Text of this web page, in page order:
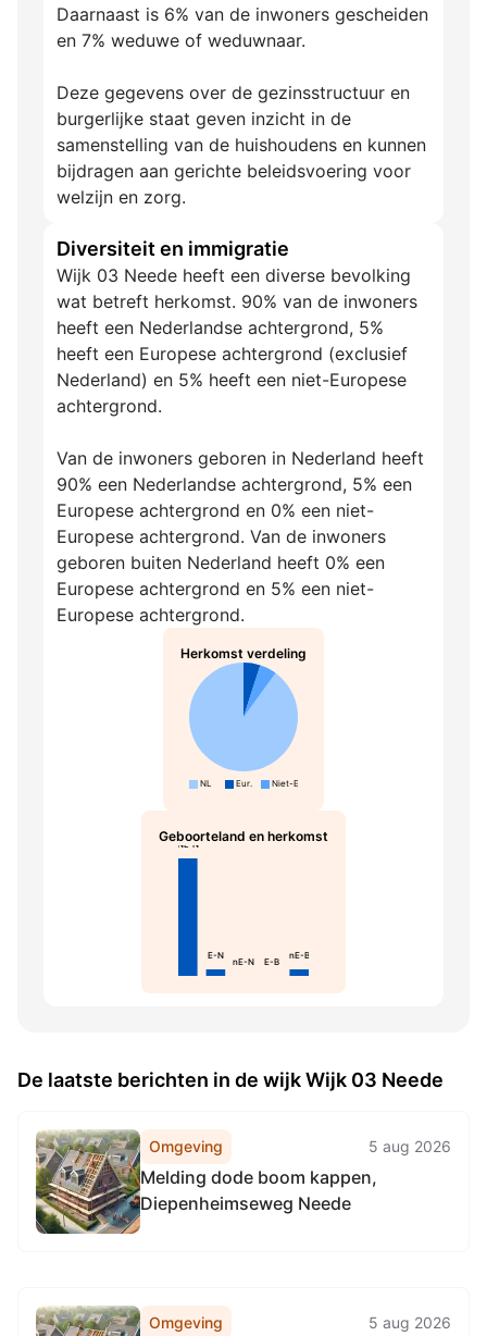
Daarnaast is 6% van de inwoners gescheiden
en 7% weduwe of weduwnaar.
Deze gegevens over de gezinsstructuur en
burgerlijke staat geven inzicht in de
samenstelling van de huishoudens en kunnen
bijdragen aan gerichte beleidsvoering voor
welzijn en zorg.
Diversiteit en immigratie
Wijk 03 Neede heeft een diverse bevolking
wat betreft herkomst. 90% van de inwoners
heeft een Nederlandse achtergrond, 5%
heeft een Europese achtergrond (exclusief
Nederland) en 5% heeft een niet-Europese
achtergrond.
Van de inwoners geboren in Nederland heeft
90% een Nederlandse achtergrond, 5% een
Europese achtergrond en 0% een niet-
Europese achtergrond. Van de inwoners
geboren buiten Nederland heeft 0% een
Europese achtergrond en 5% een niet-
Europese achtergrond.
Herkomst verdeling
NL Eur. Niet-Eur.
Geboorteland en herkomst
NL-N
E-N
nE-N E-B
nE-B
De laatste berichten in de wijk Wijk 03 Neede
Omgeving 5 aug 2026
Melding dode boom kappen,
Diepenheimseweg Neede
Omgeving 5 aug 2026